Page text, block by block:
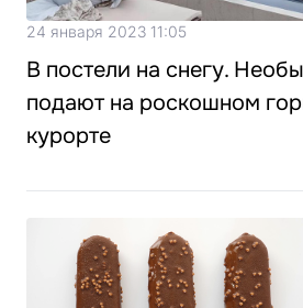
24 января 2023 11:05
В постели на снегу.
подают на роскошном
курорте